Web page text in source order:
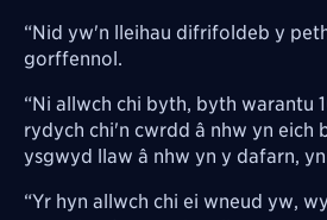
“Nid yw'n lleihau difrifoldeb y
gorffennol.
“Ni allwch chi byth, byth warantu
rydych chi'n cwrdd â nhw yn eich
ysgwyd llaw â nhw yn y dafarn,
“Yr hyn allwch chi ei wneud yw,